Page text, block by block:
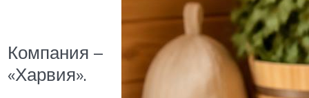
Компания –
«Харвия».